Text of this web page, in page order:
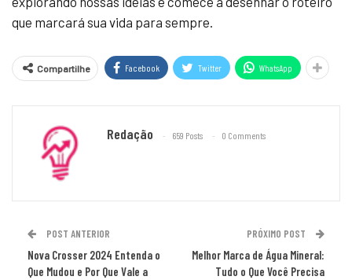
que marcará sua vida para sempre.
Compartilhe Facebook Twitter WhatsApp
Redação 659 Posts 0 Comments
POST ANTERIOR
Nova Crosser 2024 Entenda o
Que Mudou e Por Que Vale a
PRÓXIMO POST
Melhor Marca de Água Mineral:
Tudo o Que Você Precisa